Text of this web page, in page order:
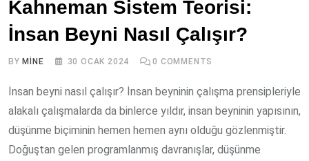
Kahneman Sistem Teorisi:
İnsan Beyni Nasıl Çalışır?
BYMINE 30 OCAK 2024 0 COMMENTS
İnsan beyni nasıl çalışır? İnsan beyninin çalışma prensipleriyle
alakalı çalışmalarda da binlerce yıldır, insan beyninin yapısının,
düşünme biçiminin hemen hemen aynı olduğu gözlenmiştir.
Doğuştan gelen programlanmış davranışlar, düşünme